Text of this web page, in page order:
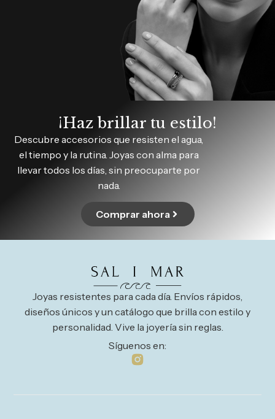
¡Haz brillar tu estilo!
Descubre accesorios que resisten el agua,
el tiempo y la rutina. Joyas con alma para
llevar todos los días, sin preocuparte por
nada.
Comprar ahora
Joyas resistentes para cada día. Envíos rápidos,
diseños únicos y un catálogo que brilla con estilo y
personalidad. Vive la joyería sin reglas.
Síguenos en: